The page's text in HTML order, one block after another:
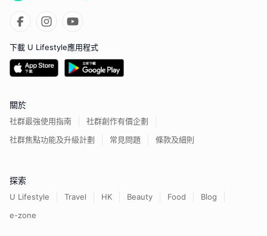
下載 U Lifestyle應用程式
關於
社群最強使用指南
社群創作有價企劃
社群焦點功能及升級計劃
常見問題 條款及細則
探索
U Lifestyle Travel HK Beauty Food
Blog
e-zone